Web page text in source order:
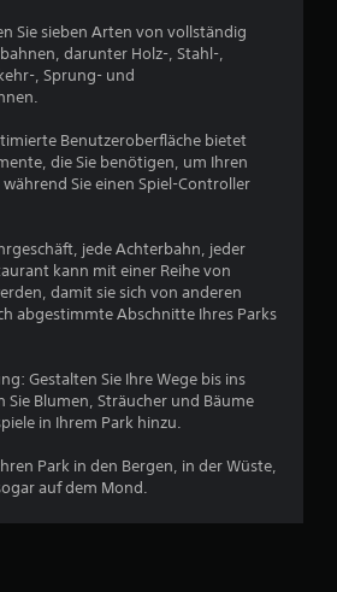
2
v
o
t
e
Sie sieben Arten von vollständig
darunter Holz-, Stahl-,
, Sprung- und
Benutzeroberfläche bietet
die Sie benötigen, um Ihren
Sie einen Spiel-Controller
jede Achterbahn, jeder
kann mit einer Reihe von
damit sie sich von anderen
abgestimmte Abschnitte Ihres Parks
Gestalten Sie Ihre Wege bis ins
Sie Blumen, Sträucher und Bäume
in Ihrem Park hinzu.
Park in den Bergen, in der Wüste,
auf dem Mond.